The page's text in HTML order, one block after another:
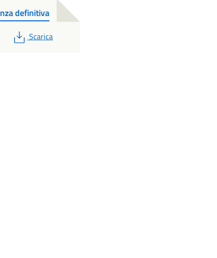
definitiva
PDF
Scarica